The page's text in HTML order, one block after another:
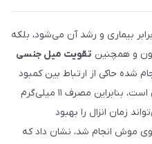
بیماری و رشد آن می‌شود، بلکه
و همچنین تقویت میل جنسی
شده حاکی از ارتباط بین کمبود
روی و اختلال عملکرد جنسی در مردان است، بنابراین مصرف ۱۱ میلی‌گرم
زمان انزال را بهبود
یک مطالعه که در سال ۲۰۰۹ روی موش انجام شد، نشان داد که